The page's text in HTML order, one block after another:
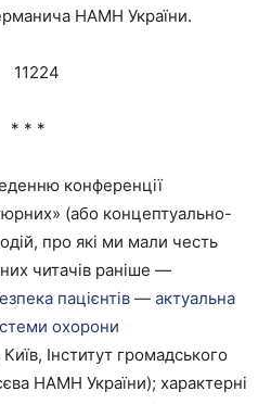
НАМН України.
* * *
конференції
(або концептуально-
про які ми мали честь
читачів раніше —
пацієнтів — актуальна
охорони
Інститут громадського
НАМН України); характерні